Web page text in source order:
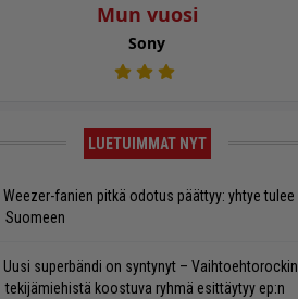
Mun vuosi
Sony
LUETUIMMAT NYT
Weezer-fanien pitkä odotus päättyy: yhtye tulee
Suomeen
Uusi superbändi on syntynyt – Vaihtoehtorockin
tekijämiehistä koostuva ryhmä esittäytyy ep:n